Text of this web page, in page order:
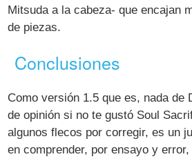
Mitsuda a la cabeza- que encajan
de piezas.
Conclusiones
Como versión 1.5 que es, nada de
de opinión si no te gustó Soul
algunos flecos por corregir, es un
en comprender, por ensayo y